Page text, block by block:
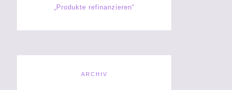
„Produkte refinanzieren“
ARCHIV